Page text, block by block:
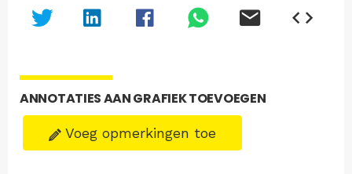
ANNOTATIES AAN GRAFIEK TOEVOEGEN
Voeg opmerkingen toe